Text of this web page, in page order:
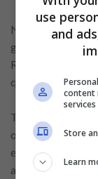
Normalmente, o
gasto no cartão
Real, é feita a
qualquer forma.
Todos os cartões
os mais
escolher as
acúmulo de
use
and
content
Store
Learn